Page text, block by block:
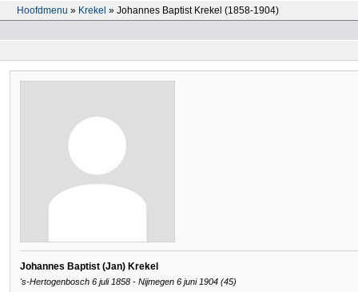
Hoofdmenu » Krekel » Johannes Baptist Krekel (1858-1904)
Johannes Baptist (Jan) Krekel
's-Hertogenbosch 6 juli 1858 - Nijmegen 6 juni 1904 (45)